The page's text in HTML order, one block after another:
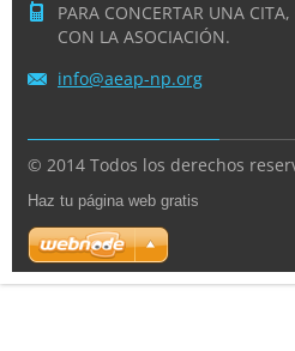
PARA CONCERTAR UNA
CON LA ASOCIACIÓN.
info@aeap-np.org
© 2014 Todos los derechos
Haz tu página web gratis